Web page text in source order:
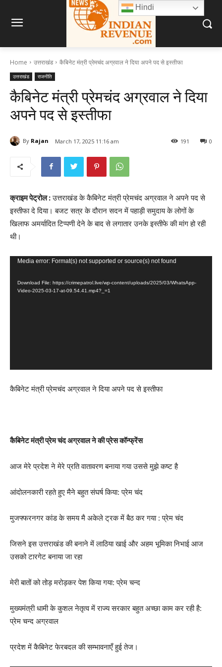
Home उत्तराखंड कैबिनेट मंत्री प्रेमचंद अग्रवाल ने दिया अपने पद से इस्तीफा
उत्तराखंड राजनीति
कैबिनेट मंत्री प्रेमचंद अग्रवाल ने दिया
अपने पद से इस्तीफा
By Rajan March 17, 2025 11:16 am 0
191
क्राइम पेट्रोल :उत्तराखंड के कैबिनेट मंत्री प्रेमचंद अग्रवाल ने अपने पद से
इस्तीफा दे दिया। बजट सत्र के दौरान सदन में पहाड़ी समुदाय के लोगों के
खिलाफ अमर्यादित टिप्पणी देने के बाद से लगातार उनके इस्तीफे की मांग हो रही
थी।
r
Media error: Format(s) not supported or source(s) not found
Download File: https://crimepatrol.live/wp-content/uploads/2025/03/WhatsApp-
Video-2025-03-17-at-09.54.41.mp4?_=1
कैबिनेट मंत्री प्रेमचंद अग्रवाल ने दिया अपने पद से इस्तीफा
कैबिनेट मंत्री प्रेम चंद अग्रवाल ने की प्रेस कॉन्फ्रेंस
आज मेरे प्रदेश ने मेरे प्रति वातावरण बनाया गया उससे मुझे कष्ट है
आंदोलनकारी रहते हुए मैने बहुत संघर्ष किया: प्रेम चंद
मुजफ्फरनगर कांड के समय मै अकेले ट्रक में बैठ कर गया : प्रेम चंद
जिसने इस उत्तराखंड की बनाने में लाठिया खाई और अहम भूमिका निभाई आज
उसको टारगेट बनाया जा रहा
मेरी बातों को तोड़ मरोड़कर पेश किया गया: प्रेम चन्द
मुख्यमंत्री धामी के कुशल नेतृत्व में राज्य सरकार बहुत अच्छा काम कर रही है:
प्रेम चन्द अग्रवाल
प्रदेश में कैबिनेट फेरबदल की सम्भावनाएँ हुई तेज।
Hindi